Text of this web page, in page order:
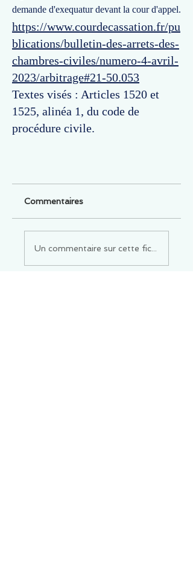
demande d'exequatur devant la cour d'appel.
https://www.courdecassation.fr/pu
blications/bulletin-des-arrets-des-
chambres-civiles/numero-4-avril-
2023/arbitrage#21-50.053
Textes visés : Articles 1520 et
1525, alinéa 1, du code de
procédure civile.
Commentaires
Un commentaire sur cette fiche ou cet